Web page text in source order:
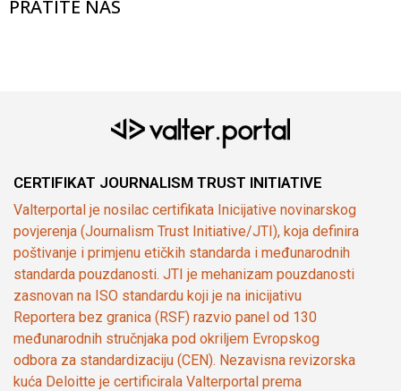
PRATITE NAS
CERTIFIKAT JOURNALISM TRUST INITIATIVE
Valterportal je nosilac certifikata Inicijative novinarskog
povjerenja (Journalism Trust Initiative/JTI), koja definira
poštivanje i primjenu etičkih standarda i međunarodnih
standarda pouzdanosti. JTI je mehanizam pouzdanosti
zasnovan na ISO standardu koji je na inicijativu
Reportera bez granica (RSF) razvio panel od 130
međunarodnih stručnjaka pod okriljem Evropskog
odbora za standardizaciju (CEN). Nezavisna revizorska
kuća Deloitte je certificirala Valterportal prema